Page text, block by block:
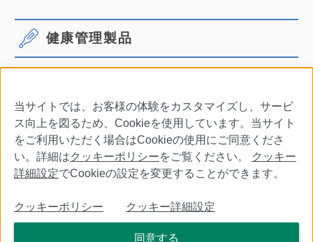
健康管理製品
口腔ケア その他商品・別売品
個人情報保護について クッキーポリシー
当サイトでは、お客様の体験をカスタマイズし、サービ
ス向上を図るため、Cookieを使用しています。当サイト
をご利用いただく場合はCookieの使用にご同意くださ
い。詳細はクッキーポリシーをご覧ください。
クッキー
詳細設定でCookieの設定を変更することができます。
クッキーポリシー クッキー詳細設定
同意する